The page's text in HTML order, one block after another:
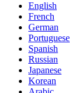
English
French
German
Portuguese
Spanish
Russian
Japanese
Korean